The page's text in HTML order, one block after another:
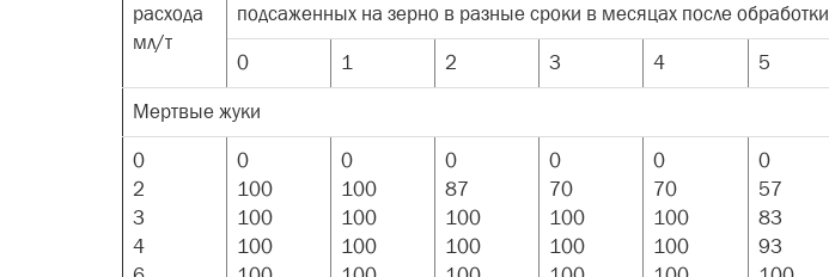
расхода
мл/т
подсаженных на зерно в разные сроки в месяцах после обработки
0
1 2 3 4 5
Мертвые жуки
0
2
3
4
0
100
100
100
0
100
100
100
0
87
100
100
0
70
100
100
0
70
100
100
0
57
83
93